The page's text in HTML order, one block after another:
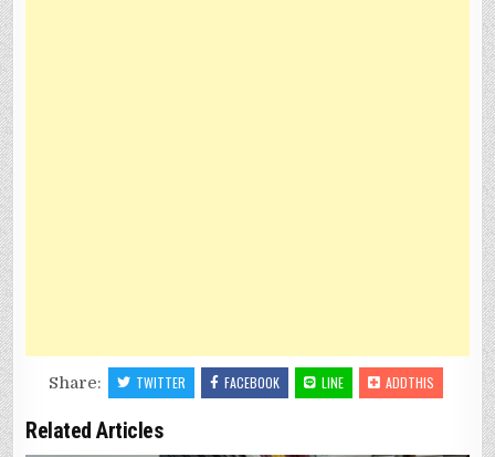
Share: TWITTER FACEBOOK LINE ADDTHIS
Related Articles